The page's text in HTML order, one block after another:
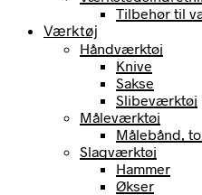
Tilbehør til
Værktøj
Håndværktøj
Knive
Sakse
Slibeværktøj
Måleværktøj
Målebånd,
Slagværktøj
Hammer
Økser